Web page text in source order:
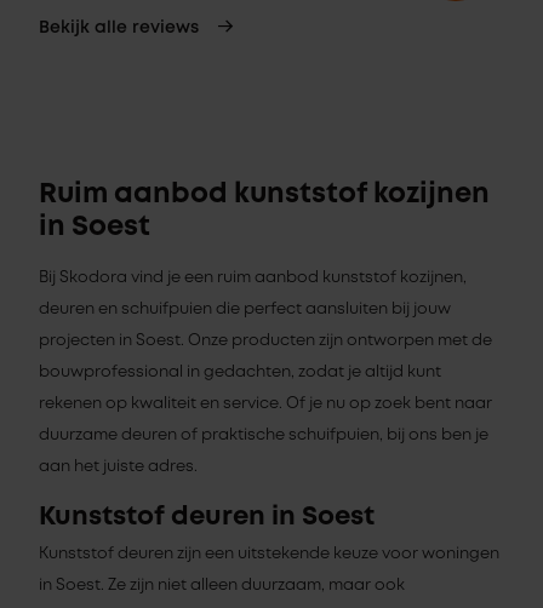
Bekijk alle reviews
Ruim aanbod kunststof kozijnen
in Soest
Bij Skodora vind je een ruim aanbod kunststof kozijnen,
deuren en schuifpuien die perfect aansluiten bij jouw
projecten in Soest. Onze producten zijn ontworpen met de
bouwprofessional in gedachten, zodat je altijd kunt
rekenen op kwaliteit en service. Of je nu op zoek bent naar
duurzame deuren of praktische schuifpuien, bij ons ben je
aan het juiste adres.
Kunststof deuren in Soest
Kunststof deuren zijn een uitstekende keuze voor woningen
in Soest. Ze zijn niet alleen duurzaam, maar ook